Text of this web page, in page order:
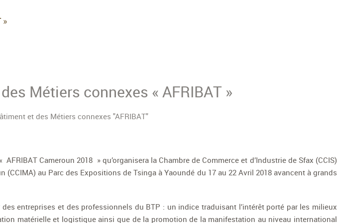
»
Métiers connexes « AFRIBAT »
Cameroun 2018 » qu’organisera la Chambre de Commerce et d’Industrie de Sfax (CCIS)
au Parc des Expositions de Tsinga à Yaoundé du 17 au 22 Avril 2018 avancent à grands
entreprises et des professionnels du BTP : un indice traduisant l’intérêt porté par les milieux
matérielle et logistique ainsi que de la promotion de la manifestation au niveau international